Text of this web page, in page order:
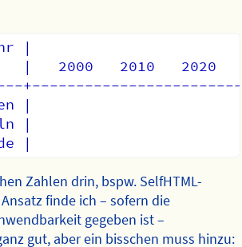
|
|   2000   2010   2020
|
|
Zahlen drin, bspw. SelfHTML-
finde ich – sofern die
gegeben ist –
gut, aber ein bisschen muss hinzu: